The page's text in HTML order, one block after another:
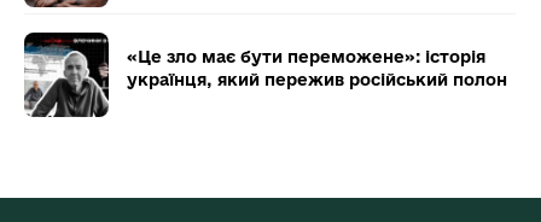
«Це зло має бути переможене»: історія
українця, який пережив російський полон